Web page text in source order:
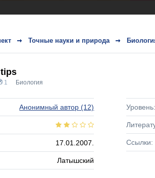
Точные науки и природа
1 Биология
Анонимный автор (12)
17.01.2007.
Латышский
Уровень:
Ссылки: